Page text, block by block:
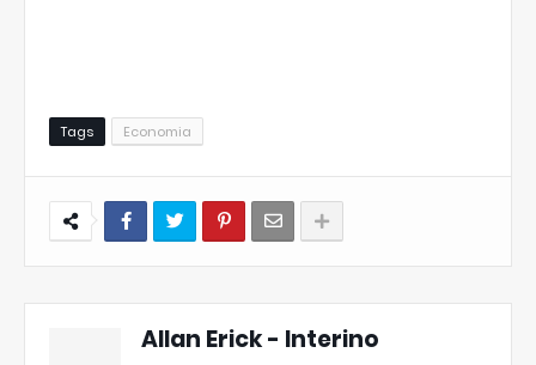
Tags Economia
Allan Erick - Interino